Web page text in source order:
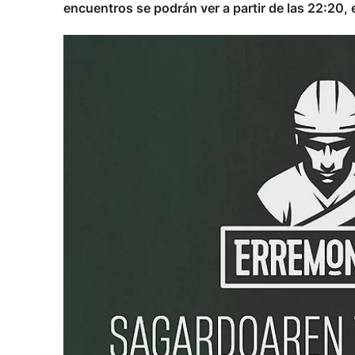
encuentros se podrán ver a partir de las 22:20,